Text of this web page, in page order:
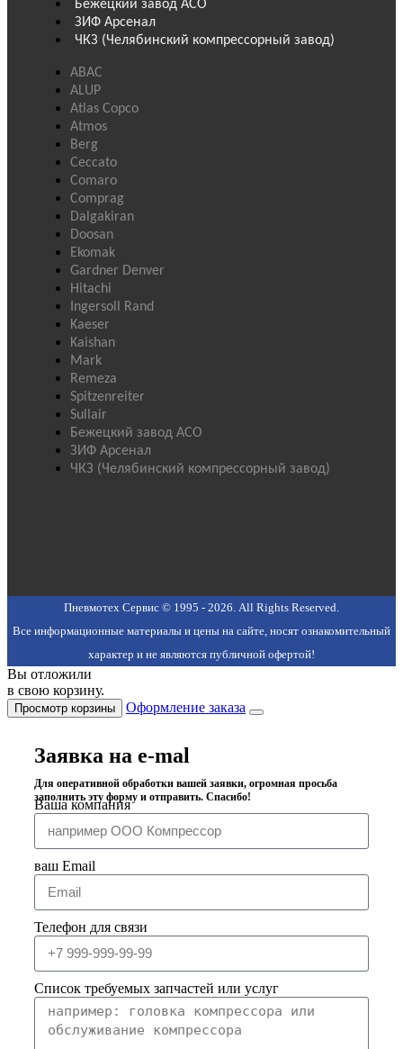
Бежецкий завод АСО
ЗИФ Арсенал
ЧКЗ (Челябинский компрессорный завод)
ABAC
ALUP
Atlas Copco
Atmos
Berg
Ceccato
Comaro
Comprag
Dalgakiran
Doosan
Ekomak
Gardner Denver
Hitachi
Ingersoll Rand
Kaeser
Kaishan
Mark
Remeza
Spitzenreiter
Sullair
Бежецкий завод АСО
ЗИФ Арсенал
ЧКЗ (Челябинский компрессорный завод)
Пневмотех Сервис © 1995 - 2026. All Rights Reserved.
Все информационные материалы и цены на сайте, носят ознакомительный
характер и не являются публичной офертой!
Вы отложили
в свою корзину.
Просмотр корзины Оформление заказа
Заявка на e-mal
Для оперативной обработки вашей заявки, огромная просьба
заполнить эту форму и отправить. Спасибо!
Ваша компания
ваш Email
Телефон для связи
Список требуемых запчастей или услуг